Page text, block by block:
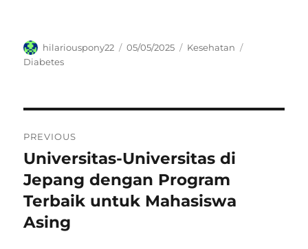
Author
hilariouspony22
Posted
05/05/2025 Categories
Kesehatan
Diabetes
pos
PREVIOUS
Previous
post:
Universitas-Universitas di
Jepang dengan Program
Terbaik untuk Mahasiswa
Asing